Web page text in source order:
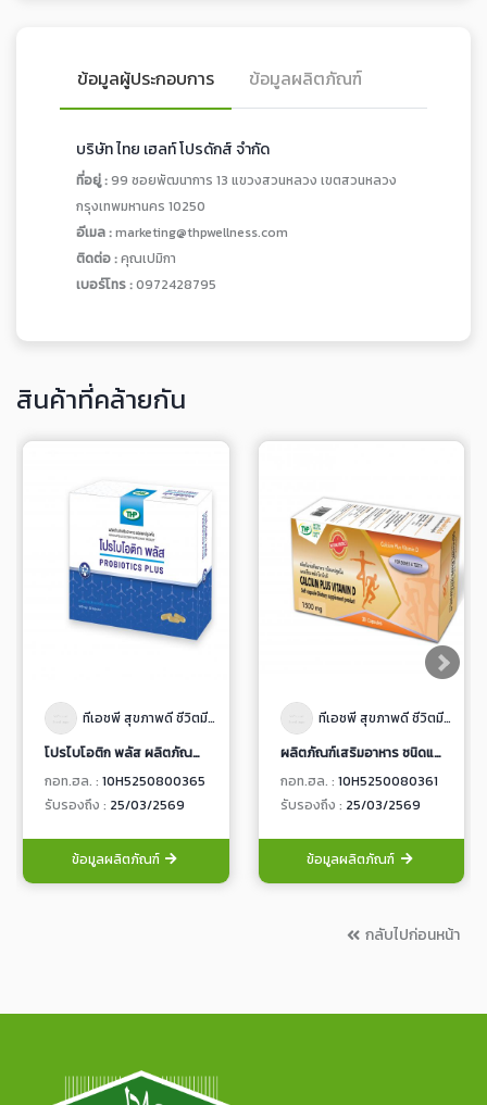
ข้อมูลผู้ประกอบการ ข้อมูลผลิตภัณฑ์
บริษัท ไทย เฮลท์ โปรดักส์ จำกัด
ที่อยู่ :99 ซอยพัฒนาการ 13 แขวงสวนหลวง เขตสวนหลวง
กรุงเทพมหานคร 10250
อีเมล :marketing@thpwellness.com
ติดต่อ :คุณเปมิกา
เบอร์โทร :0972428795
สินค้าที่คล้ายกัน
ทีเอชพี สุขภาพดี ชีวิตมีสุข
โปรไบโอติก พลัส ผลิตภัณฑ์เสริมอาหาร ชนิดแคปซูลเเข็ง
กอท.ฮล. : 10H5250800365
รับรองถึง : 25/03/2569
ข้อมูลผลิตภัณฑ์
ทีเอชพี สุขภาพดี ชีวิตมีสุข
ผลิตภัณฑ์เสริมอาหาร ชนิดแคปซูลนิ่ม แคลเซียม พลัส วิตามินดี
กอท.ฮล. : 10H5250080361
รับรองถึง : 25/03/2569
ข้อมูลผลิตภัณฑ์
กลับไปก่อนหน้า